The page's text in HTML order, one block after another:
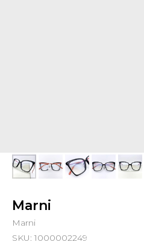
Marni
Marni
SKU: 1000002249